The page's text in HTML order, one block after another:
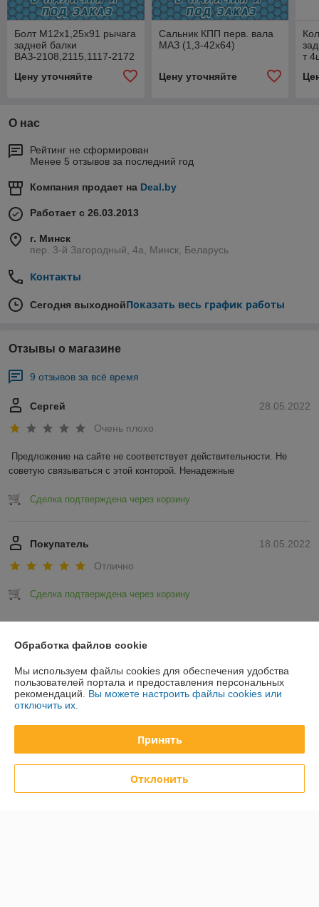
Болт М12х1,25х91 рычага
задней балки
ВАЗ-2108,2115,1117-2172
Цену уточняйте
Сальник КПП перв. вала
МАЗ (1,3-42х64)
Цену уточняйте
т
О нас
Рейтинг не сформирован
Менее 5 отзывов за последний год
Компания продает на Deal.by
Работает с 26.03.2013
г. Минск
пер. 3-й Загородный, 4а, Минск, Беларусь
Контакты
Сегодня выходнойПоказать весь график работы
Отзывы о магазине
9 отзывов за всё время
28.05.2022
Сергей
Очень плохо
Предложение на сайте не соответствует действительности. Не
советую связываться с этой конторой. Ненадежные
Сделка подтверждена через корзину
18.05.2022
Покупатель
Отлично
Сделка подтверждена через корзину
О нас
Контакты
Обработка файлов cookie
Мы используем файлы cookies для обеспечения удобства
пользователей портала и предоставления персональных
рекомендаций. Вы можете настроить файлы cookies или
отключить их.
Принять
Отклонить